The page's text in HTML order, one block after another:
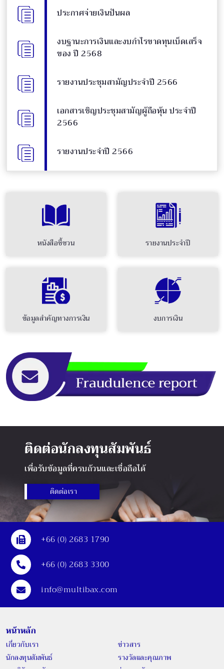
ประกาศจ่ายเงินปันผล
งบฐานะการเงินและงบกำไรขาดทุนเบ็ดเสร็จ
ของ ปี 2568
รายงานประชุมสามัญประจำปี 2566
เอกสารเชิญประชุมสามัญผู้ถือหุ้น ประจำปี
2566
รายงานประจำปี 2566
หนังสือชี้ชวน รายงานประจำปี
ข้อมูลสำคัญทางการเงิน งบการเงิน
ติดต่อนักลงทุนสัมพันธ์
เพื่อรับข้อมูลที่ครบถ้วนและเชื่อถือได้
ติดต่อเรา
+66 (0) 2683 1790
+66 (0) 2683 3300
info@multibax.com
หน้าหลัก
เกี่ยวกับเรา
นักลงทุนสัมพันธ์
ข่าวสาร
รางวัลและคุณภาพ